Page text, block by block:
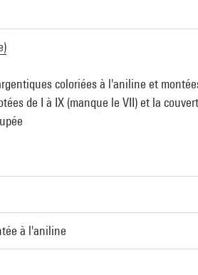
coloriées à l'aniline et
de I à IX (manque le VII) et la
à l'aniline